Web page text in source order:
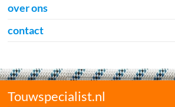
over ons
contact
Touwspecialist.nl